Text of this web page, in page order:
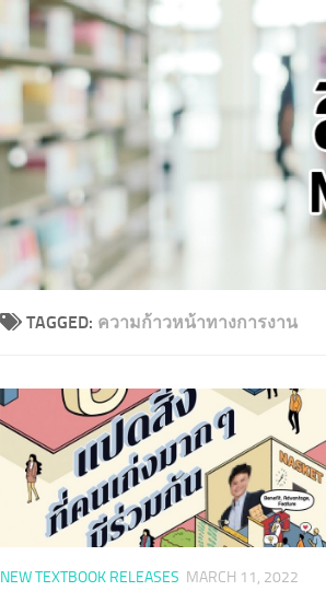
TAGGED: ความก้าวหน้าทางการงาน
NEW TEXTBOOK RELEASES MARCH 11, 2022